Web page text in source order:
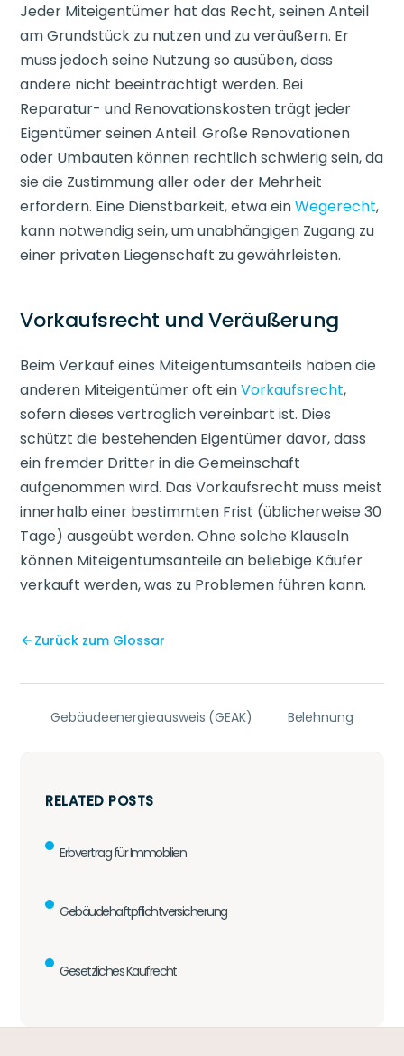
Jeder Miteigentümer hat das Recht, seinen Anteil
am Grundstück zu nutzen und zu veräußern. Er
muss jedoch seine Nutzung so ausüben, dass
andere nicht beeinträchtigt werden. Bei
Reparatur- und Renovationskosten trägt jeder
Eigentümer seinen Anteil. Große Renovationen
oder Umbauten können rechtlich schwierig sein, da
sie die Zustimmung aller oder der Mehrheit
erfordern. Eine Dienstbarkeit, etwa einWegerecht,
kann notwendig sein, um unabhängigen Zugang zu
einer privaten Liegenschaft zu gewährleisten.
Vorkaufsrecht und Veräußerung
Beim Verkauf eines Miteigentumsanteils haben die
anderen Miteigentümer oft einVorkaufsrecht,
sofern dieses vertraglich vereinbart ist. Dies
schützt die bestehenden Eigentümer davor, dass
ein fremder Dritter in die Gemeinschaft
aufgenommen wird. Das Vorkaufsrecht muss meist
innerhalb einer bestimmten Frist (üblicherweise 30
Tage) ausgeübt werden. Ohne solche Klauseln
können Miteigentumsanteile an beliebige Käufer
verkauft werden, was zu Problemen führen kann.
Zurück zum Glossar
Gebäudeenergieausweis (GEAK) Belehnung
RELATED POSTS
Erbvertrag für Immobilien
Gebäudehaftpflichtversicherung
Gesetzliches Kaufrecht